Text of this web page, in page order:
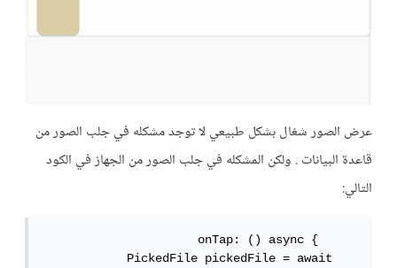
عرض الصور شغال بشكل طبيعي لا توجد مشكله في جلب الصور من
قاعدة البيانات . ولكن المشكله في جلب الصور من الجهاز في الكود
التالي:
                      onTap: () async {
            PickedFile pickedFile = await